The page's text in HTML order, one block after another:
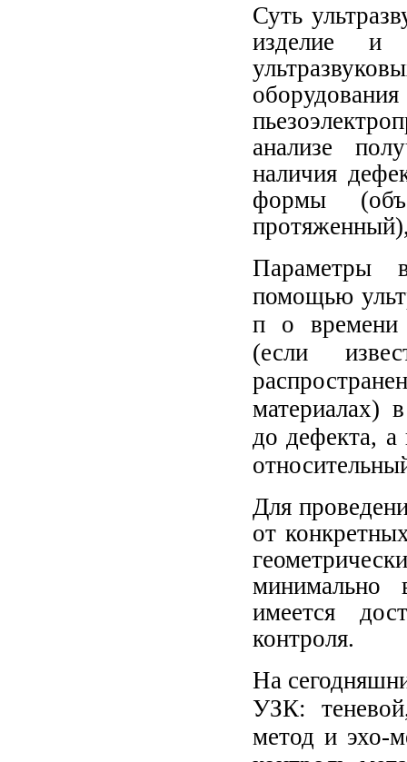
Суть
изделие и
анализе
наличия
формы
Параметры
помощью
п о времени
(если
материалах)
до дефекта, а
Для
от
минимально
имеется
контроля.
На
УЗК:
метод и эхо-